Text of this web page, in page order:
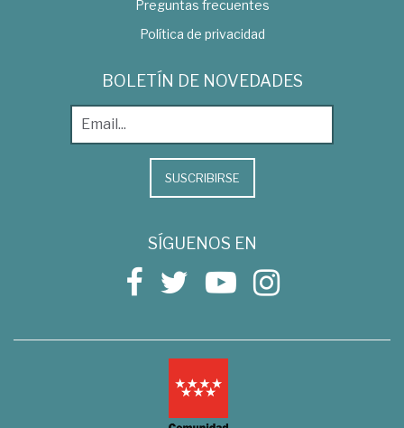
Preguntas frecuentes
Política de privacidad
BOLETÍN DE NOVEDADES
SUSCRIBIRSE
SÍGUENOS EN